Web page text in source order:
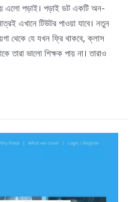
এলো পড়াই। পড়াই ডট একটি অন-
এখানে টিউটর পাওয়া যাবে। নতুন
থেকে যে যখন ফ্রি থাকবে, ক্লাস
তারা ভালো শিক্ষক পায় না। তারাও